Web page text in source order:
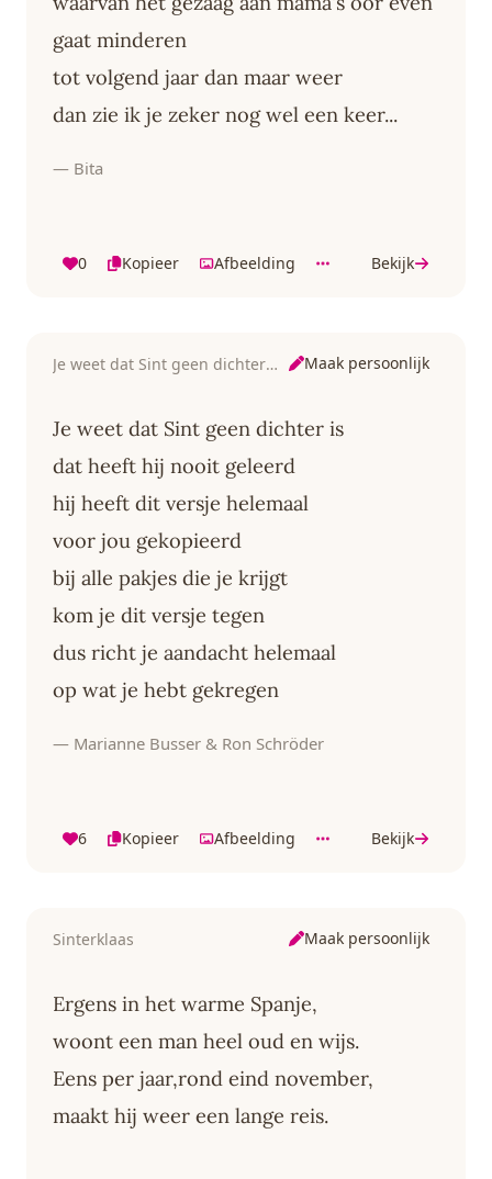
gaat minderen
tot volgend jaar dan maar weer
dan zie ik je zeker nog wel een keer...
— Bita
0 Kopieer Afbeelding Bekijk
Je weet dat Sint geen dichter is Maak persoonlijk
Je weet dat Sint geen dichter is
dat heeft hij nooit geleerd
hij heeft dit versje helemaal
voor jou gekopieerd
bij alle pakjes die je krijgt
kom je dit versje tegen
dus richt je aandacht helemaal
op wat je hebt gekregen
— Marianne Busser & Ron Schröder
6 Kopieer Afbeelding Bekijk
Sinterklaas Maak persoonlijk
Ergens in het warme Spanje,
woont een man heel oud en wijs.
Eens per jaar,rond eind november,
maakt hij weer een lange reis.